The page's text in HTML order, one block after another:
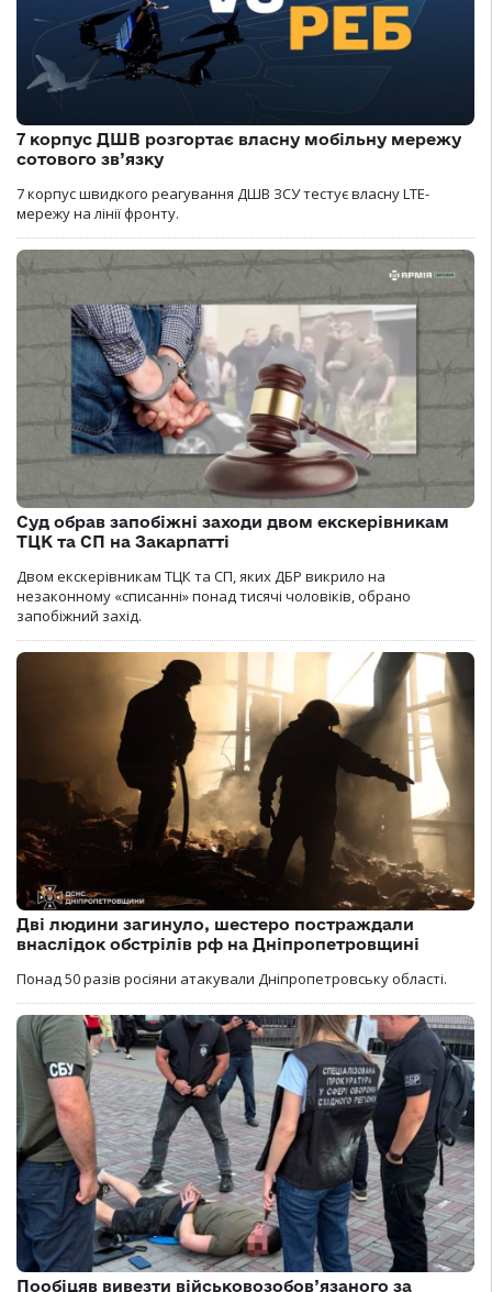
7 корпус ДШВ розгортає власну мобільну мережу
сотового зв’язку
7 корпус швидкого реагування ДШВ ЗСУ тестує власну LTE-
мережу на лінії фронту.
Суд обрав запобіжні заходи двом екскерівникам
ТЦК та СП на Закарпатті
Двом екскерівникам ТЦК та СП, яких ДБР викрило на
незаконному «списанні» понад тисячі чоловіків, обрано
запобіжний захід.
Дві людини загинуло, шестеро постраждали
внаслідок обстрілів рф на Дніпропетровщині
Понад 50 разів росіяни атакували Дніпропетровську області.
Пообіцяв вивезти військовозобов’язаного за